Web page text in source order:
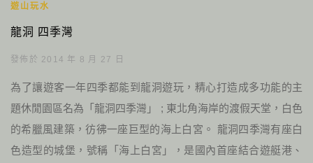
遊山玩水
龍洞 四季灣
發佈於 2014 年 8 月 27 日
為了讓遊客一年四季都能到龍洞遊玩，精心打造成多功能的主
題休閒園區名為「龍洞四季灣」 ; 東北角海岸的渡假天堂，白色
的希臘風建築，彷彿一座巨型的海上白宮。 龍洞四季灣有座白
色造型的城堡，號稱「海上白宮」，是國內首座結合遊艇港、